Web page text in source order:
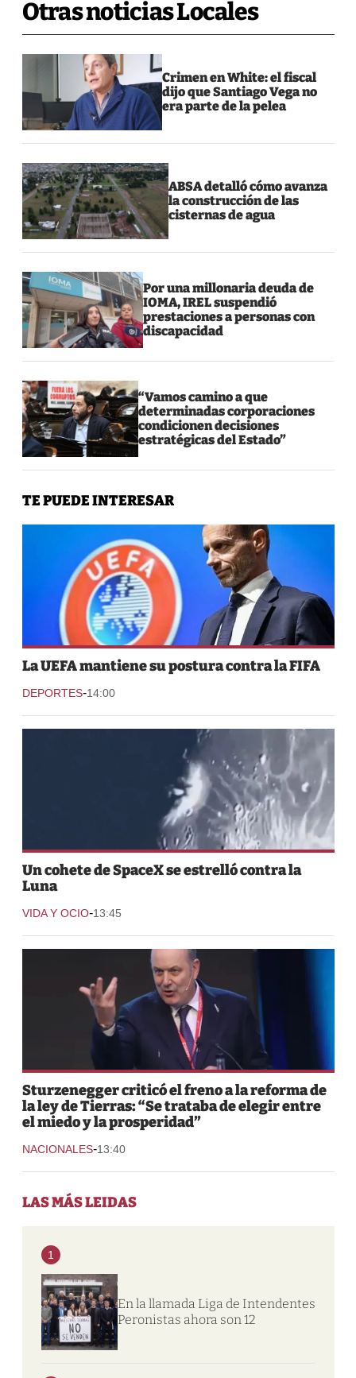
Otras noticias Locales
Crimen en White: el fiscal
dijo que Santiago Vega no
era parte de la pelea
ABSA detalló cómo avanza
la construcción de las
cisternas de agua
Por una millonaria deuda de
IOMA, IREL suspendió
prestaciones a personas con
discapacidad
“Vamos camino a que
determinadas corporaciones
condicionen decisiones
estratégicas del Estado”
TE PUEDE INTERESAR
La UEFA mantiene su postura contra la FIFA
DEPORTES-14:00
Un cohete de SpaceX se estrelló contra la
Luna
VIDA Y OCIO-13:45
Sturzenegger criticó el freno a la reforma de
la ley de Tierras: “Se trataba de elegir entre
el miedo y la prosperidad”
NACIONALES-13:40
LAS MÁS LEIDAS
1
En la llamada Liga de Intendentes
Peronistas ahora son 12